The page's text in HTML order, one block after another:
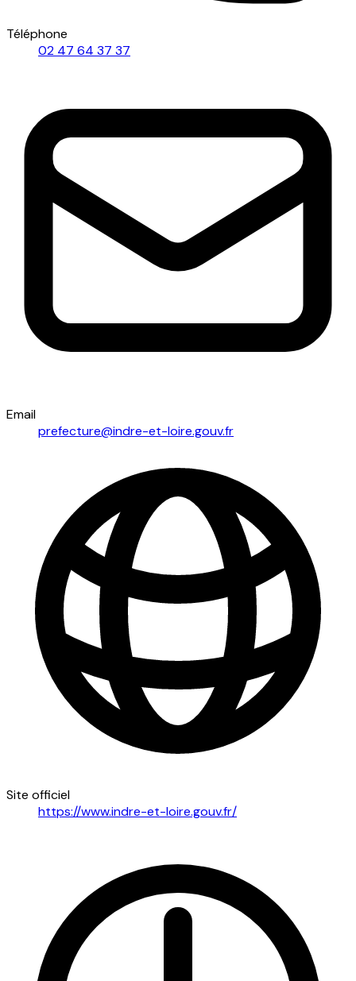
Téléphone
02 47 64 37 37
Email
prefecture@indre-et-loire.gouv.fr
Site officiel
https://www.indre-et-loire.gouv.fr/